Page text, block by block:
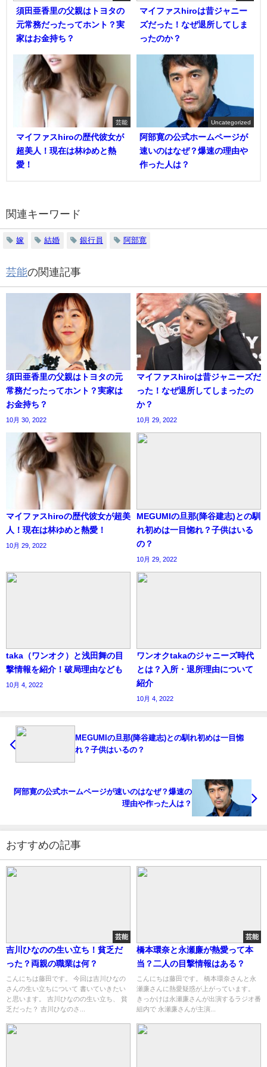
須田亜香里の父親はトヨタの
元常務だったってホント？実
家はお金持ち？
マイファスhiroは昔ジャニー
ズだった！なぜ退所してしま
ったのか？
芸能
マイファスhiroの歴代彼女が
超美人！現在は林ゆめと熱
愛！
Uncategorized
阿部寛の公式ホームページが
速いのはなぜ？爆速の理由や
作った人は？
関連キーワード
嫁 結婚 銀行員 阿部寛
芸能の関連記事
須田亜香里の父親はトヨタの元
常務だったってホント？実家は
お金持ち？
10月 30, 2022
マイファスhiroは昔ジャニーズだ
った！なぜ退所してしまったの
か？
10月 29, 2022
マイファスhiroの歴代彼女が超美
人！現在は林ゆめと熱愛！
10月 29, 2022
MEGUMIの旦那(降谷建志)との馴
れ初めは一目惚れ？子供はいる
の？
10月 29, 2022
taka（ワンオク）と浅田舞の目
撃情報を紹介！破局理由なども
10月 4, 2022
ワンオクtakaのジャニーズ時代
とは？入所・退所理由について
紹介
10月 4, 2022
MEGUMIの旦那(降谷建志)との馴れ初めは一目惚
れ？子供はいるの？
阿部寛の公式ホームページが速いのはなぜ？爆速の
理由や作った人は？
おすすめの記事
芸能
吉川ひなのの生い立ち！貧乏だ
った？両親の職業は何？
こんにちは藤田です。 今回は吉川ひなの
さんの生い立ちについて 書いていきたい
と思います。 吉川ひなのの生い立ち、 貧
乏だった？ 吉川ひなのさ...
芸能
橋本環奈と永瀬廉が熱愛って本
当？二人の目撃情報はある？
こんにちは藤田です。 橋本環奈さんと永
瀬廉さんに熱愛疑惑が上がっています。
きっかけは永瀬廉さんが出演するラジオ番
組内で 永瀬廉さんが主演...